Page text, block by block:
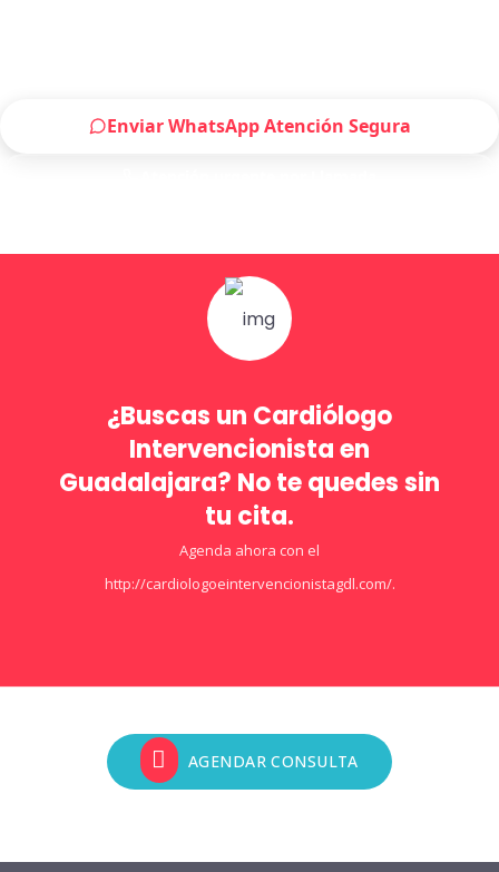
Enviar WhatsApp Atención Segura
¿Buscas un Cardiólogo
Intervencionista en
Guadalajara? No te quedes sin
tu cita.
Agenda ahora con el
http://cardiologoeintervencionistagdl.com/.
AGENDAR CONSULTA